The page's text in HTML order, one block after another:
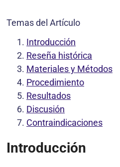
Temas del Artículo
Introducción
Reseña histórica
Materiales y Métodos
Procedimiento
Resultados
Discusión
Contraindicaciones
Introducción